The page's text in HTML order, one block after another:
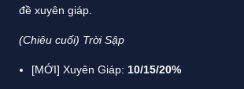
đề xuyên giáp.
(Chiêu cuối) Trời Sập
[MỚI] Xuyên Giáp: 10/15/20%